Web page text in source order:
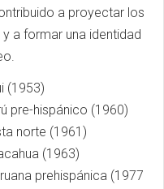
a proyectar los
a formar una identidad
(1953)
pre-hispánico (1960)
norte (1961)
(1963)
prehispánica (1977